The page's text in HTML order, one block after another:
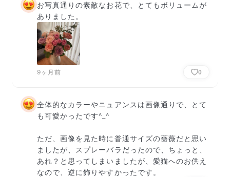
お写真通りの素敵なお花で、とてもボリュームが
ありました。
9ヶ月前 0
全体的なカラーやニュアンスは画像通りで、とて
も可愛かったです^_^
ただ、画像を見た時に普通サイズの薔薇だと思い
ましたが、スプレーバラだったので、ちょっと、
あれ？と思ってしまいましたが、愛猫へのお供え
なので、逆に飾りやすかったです。